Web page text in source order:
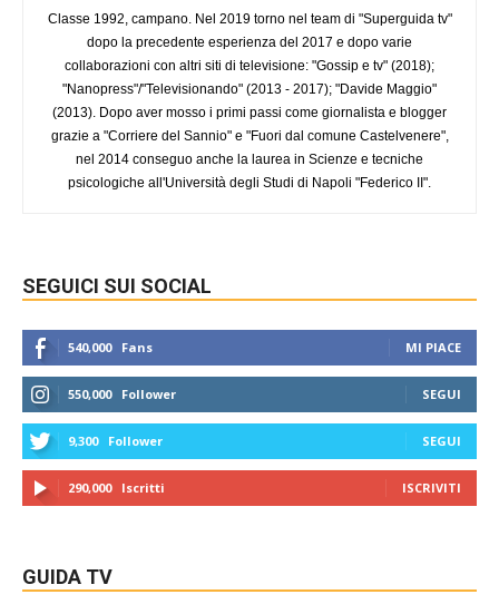
Classe 1992, campano. Nel 2019 torno nel team di "Superguida tv"
dopo la precedente esperienza del 2017 e dopo varie
collaborazioni con altri siti di televisione: "Gossip e tv" (2018);
"Nanopress"/"Televisionando" (2013 - 2017); "Davide Maggio"
(2013). Dopo aver mosso i primi passi come giornalista e blogger
grazie a "Corriere del Sannio" e "Fuori dal comune Castelvenere",
nel 2014 conseguo anche la laurea in Scienze e tecniche
psicologiche all'Università degli Studi di Napoli "Federico II".
SEGUICI SUI SOCIAL
540,000 Fans MI PIACE
550,000 Follower SEGUI
9,300 Follower SEGUI
290,000 Iscritti ISCRIVITI
GUIDA TV